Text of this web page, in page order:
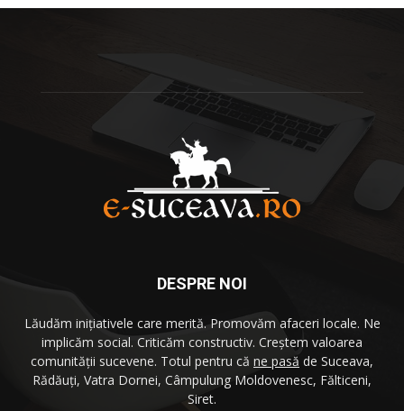
DESPRE NOI
Lăudăm iniţiativele care merită. Promovăm afaceri locale. Ne
implicăm social. Criticăm constructiv. Creştem valoarea
comunităţii sucevene. Totul pentru că ne pasă de Suceava,
Rădăuţi, Vatra Dornei, Câmpulung Moldovenesc, Fălticeni,
Siret.